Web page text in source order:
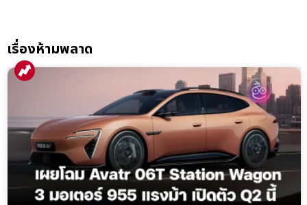
เรื่องห้ามพลาด